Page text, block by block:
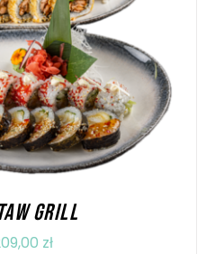
/ SZCZEGÓŁY
GRILL
zł